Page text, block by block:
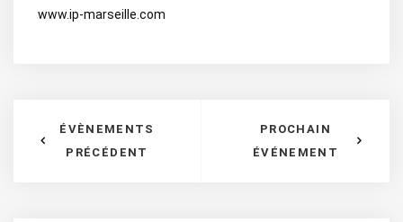
www.ip-marseille.com
ÉVÈNEMENTS
PRÉCÉDENT
PROCHAIN
ÉVÉNEMENT